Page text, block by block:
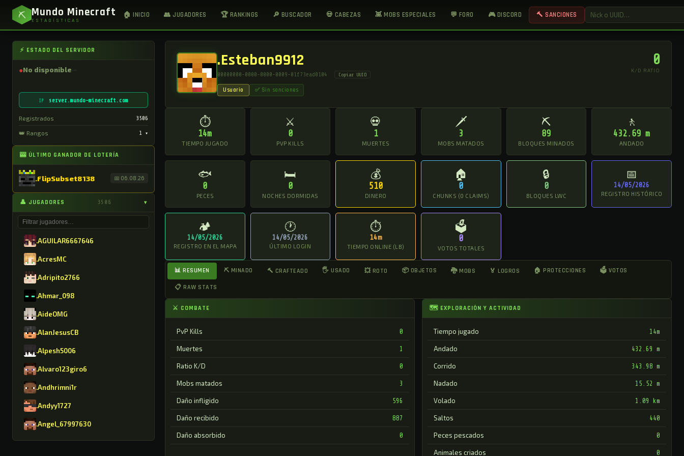
⛏ Mundo Minecraft
ESTADÍSTICAS
🏠 INICIO 👥 JUGADORES 🏆 RANKINGS 🔎 BUSCADOR 💀 CABEZAS 👾 MOBS ESPECIALES 💬 FORO 🎮 DISCORD 🔨 SANCIONES
⚡ ESTADO DEL SERVIDOR
●No disponible
IP server.mundo-minecraft.com
Registrados 3506
👑 Rangos 1 ▾
🎰 ÚLTIMO GANADOR DE LOTERÍA
.FlipSubset8138 📅 06.08.26
👤 JUGADORES 3506 ▾
.AGUILAR6667646
.AcresMC
.Adripito2766
.Ahmar_098
.AideOMG
.AlanJesusCB
.Alpesh5006
.Alvaro123giro6
.Andhrimni1r
.Andyy1727
.Angel_67997630
.Angelino5654
.Esteban9912
00000000-0000-0000-0009-01f73ead0104 Copiar UUID
Usuario ✅ Sin sanciones
0
K/D RATIO
⏱
14m
TIEMPO JUGADO
⚔
0
PVP KILLS
💀
1
MUERTES
🗡
3
MOBS MATADOS
⛏
89
BLOQUES MINADOS
🚶
432.69 m
ANDADO
🐟
0
PECES
🛏
0
NOCHES DORMIDAS
💰
510
DINERO
🏠
0
CHUNKS (0 CLAIMS)
🔒
0
BLOQUES LWC
📅
14/05/2026
REGISTRO HISTÓRICO
🏕
14/05/2026
REGISTRO EN EL MAPA
🕐
14/05/2026
ÚLTIMO LOGIN
⏱
14m
TIEMPO ONLINE (LB)
🗳
0
VOTOS TOTALES
📊 RESUMEN ⛏ MINADO 🔨 CRAFTEADO 🖐 USADO 💥 ROTO 📦 OBJETOS 🐉 MOBS 🏅 LOGROS 🏠 PROTECCIONES 🗳 VOTOS
📋 RAW STATS
⚔ COMBATE
PvP Kills 0
Muertes 1
Ratio K/D 0
Mobs matados 3
Daño infligido 596
Daño recibido 887
Daño absorbido 0
🗺 EXPLORACIÓN Y ACTIVIDAD
Tiempo jugado 14m
Andado 432.69 m
Corrido 343.98 m
Nadado 15.52 m
Volado 1.09 km
Saltos 440
Peces pescados 0
Animales criados 0